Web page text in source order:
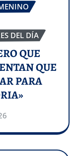
DEL DÍA
QUE
QUE
PARA